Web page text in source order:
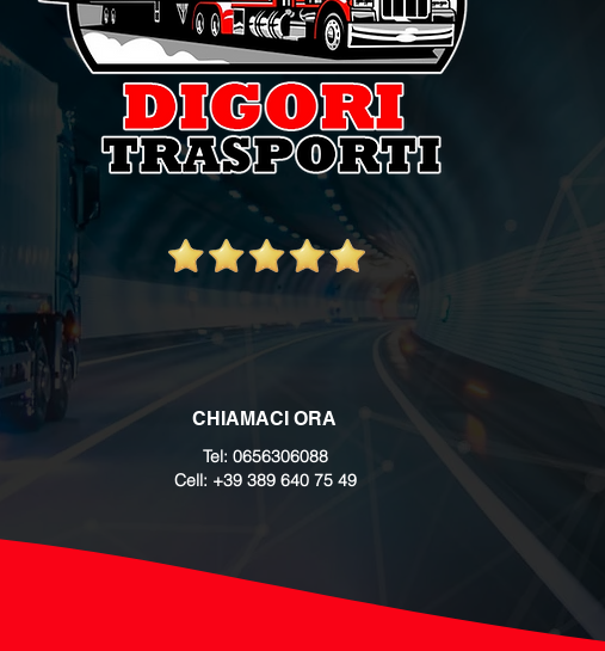
CHIAMACI ORA
Tel: 0656306088
Cell: +39 389 640 75 49